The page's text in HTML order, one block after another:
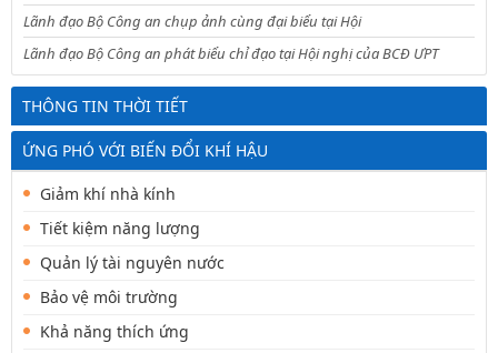
Lãnh đạo Bộ Công an chụp ảnh cùng đại biểu tại Hội
Lãnh đạo Bộ Công an phát biểu chỉ đạo tại Hội nghị của BCĐ ƯPT
THÔNG TIN THỜI TIẾT
ỨNG PHÓ VỚI BIẾN ĐỔI KHÍ HẬU
Giảm khí nhà kính
Tiết kiệm năng lượng
Quản lý tài nguyên nước
Bảo vệ môi trường
Khả năng thích ứng